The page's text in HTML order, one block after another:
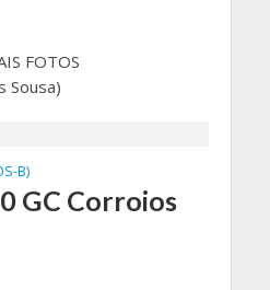
FOTOS
Sousa)
B)
GC Corroios